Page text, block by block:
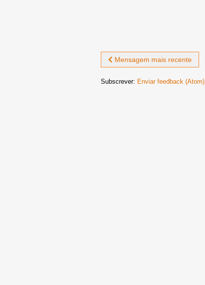
Mensagem mais recente
Subscrever: Enviar feedback (Atom)